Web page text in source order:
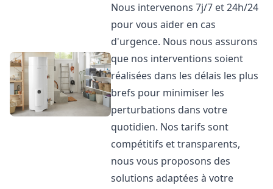
Nous intervenons 7j/7 et 24h/24
pour vous aider en cas
d'urgence. Nous nous assurons
que nos interventions soient
réalisées dans les délais les plus
brefs pour minimiser les
perturbations dans votre
quotidien. Nos tarifs sont
compétitifs et transparents,
nous vous proposons des
solutions adaptées à votre